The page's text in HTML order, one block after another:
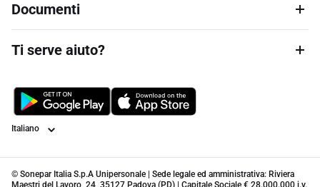
Documenti
Ti serve aiuto?
Lingua
© Sonepar Italia S.p.A Unipersonale | Sede legale ed amministrativa: Riviera
Maestri del Lavoro, 24, 35127 Padova (PD) | Capitale Sociale € 28.000.000 i.v.